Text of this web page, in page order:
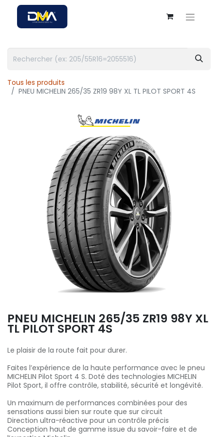
Tous les produits
PNEU MICHELIN 265/35 ZR19 98Y XL TL PILOT SPORT 4S
PNEU MICHELIN 265/35 ZR19 98Y XL
TL PILOT SPORT 4S
Le plaisir de la route fait pour durer.
Faites l’expérience de la haute performance avec le pneu
MICHELIN Pilot Sport 4 S. Doté des technologies MICHELIN
Pilot Sport, il offre contrôle, stabilité, sécurité et longévité.
Un maximum de performances combinées pour des
sensations aussi bien sur route que sur circuit
Direction ultra-réactive pour un contrôle précis
Conception haut de gamme issue du savoir-faire et de